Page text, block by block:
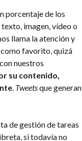
porcentaje de los
imagen, vídeo o
llama la atención y
favorito, quizá
nuestros
su contenido,
. Tweetsque generan
de gestión de tareas
si todavía no